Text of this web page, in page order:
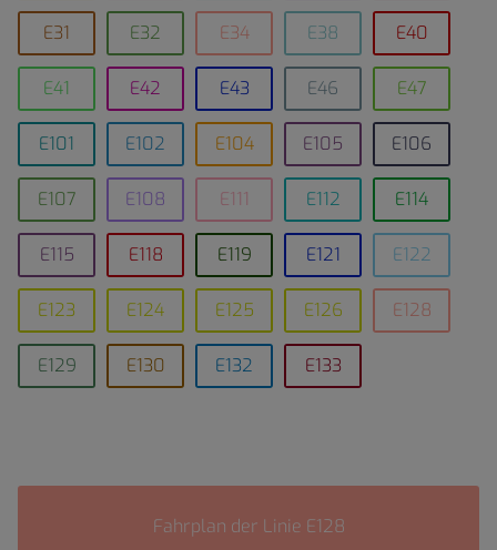
E31 E32 E34 E38 E40
E41 E42 E43 E46 E47
E101 E102 E104 E105 E106
E107 E108 E111 E112 E114
E115 E118 E119 E121 E122
E123 E124 E125 E126 E128
E129 E130 E132 E133
Fahrplan der Linie E128